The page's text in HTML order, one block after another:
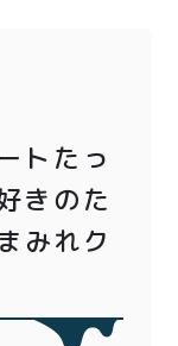
ット商品
トたっ
きのた
みれク